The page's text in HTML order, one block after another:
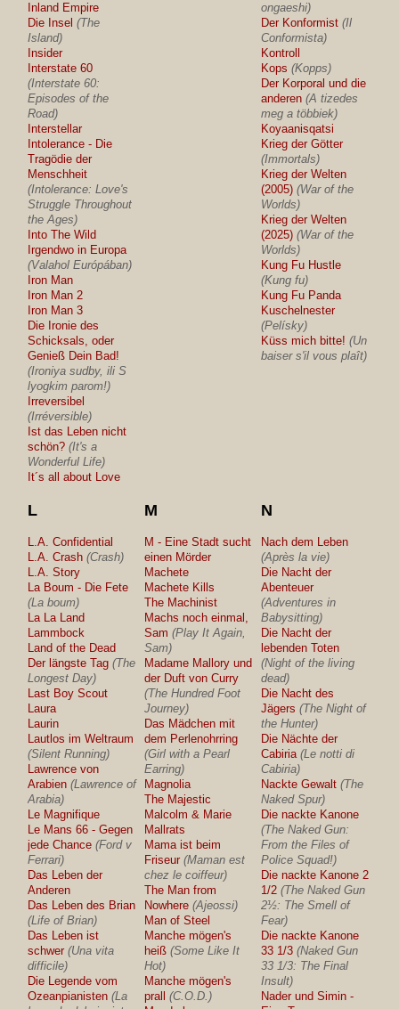
Inland Empire
Die Insel (The
Island)
Insider
Interstate 60
(Interstate 60:
Episodes of the
Road)
Interstellar
Intolerance - Die
Tragödie der
Menschheit
(Intolerance: Love's
Struggle Throughout
the Ages)
Into The Wild
Irgendwo in Europa
(Valahol Európában)
Iron Man
Iron Man 2
Iron Man 3
Die Ironie des
Schicksals, oder
Genieß Dein Bad!
(Ironiya sudby, ili S
lyogkim parom!)
Irreversibel
(Irréversible)
Ist das Leben nicht
schön? (It's a
Wonderful Life)
It´s all about Love
ongaeshi)
Der Konformist (Il
Conformista)
Kontroll
Kops (Kopps)
Der Korporal und die
anderen (A tizedes
meg a többiek)
Koyaanisqatsi
Krieg der Götter
(Immortals)
Krieg der Welten
(2005) (War of the
Worlds)
Krieg der Welten
(2025) (War of the
Worlds)
Kung Fu Hustle
(Kung fu)
Kung Fu Panda
Kuschelnester
(Pelísky)
Küss mich bitte! (Un
baiser s'il vous plaît)
L
L.A. Confidential
L.A. Crash (Crash)
L.A. Story
La Boum - Die Fete
(La boum)
La La Land
Lammbock
Land of the Dead
Der längste Tag (The
Longest Day)
Last Boy Scout
Laura
Laurin
Lautlos im Weltraum
(Silent Running)
Lawrence von
Arabien (Lawrence of
Arabia)
Le Magnifique
Le Mans 66 - Gegen
jede Chance (Ford v
Ferrari)
Das Leben der
Anderen
Das Leben des Brian
(Life of Brian)
Das Leben ist
schwer (Una vita
difficile)
Die Legende vom
Ozeanpianisten (La
M
M - Eine Stadt sucht
einen Mörder
Machete
Machete Kills
The Machinist
Machs noch einmal,
Sam (Play It Again,
Sam)
Madame Mallory und
der Duft von Curry
(The Hundred Foot
Journey)
Das Mädchen mit
dem Perlenohrring
(Girl with a Pearl
Earring)
Magnolia
The Majestic
Malcolm & Marie
Mallrats
Mama ist beim
Friseur (Maman est
chez le coiffeur)
The Man from
Nowhere (Ajeossi)
Man of Steel
Manche mögen's
heiß (Some Like It
Hot)
Manche mögen's
prall
(C.O.D.)
N
Nach dem Leben
(Après la vie)
Die Nacht der
Abenteuer
(Adventures in
Babysitting)
Die Nacht der
lebenden Toten
(Night of the living
dead)
Die Nacht des
Jägers (The Night of
the Hunter)
Die Nächte der
Cabiria (Le notti di
Cabiria)
Nackte Gewalt (The
Naked Spur)
Die nackte Kanone
(The Naked Gun:
From the Files of
Police Squad!)
Die nackte Kanone 2
1/2 (The Naked Gun
2½: The Smell of
Fear)
Die nackte Kanone
33 1/3 (Naked Gun
33 1/3: The Final
Insult)
Nader und Simin -